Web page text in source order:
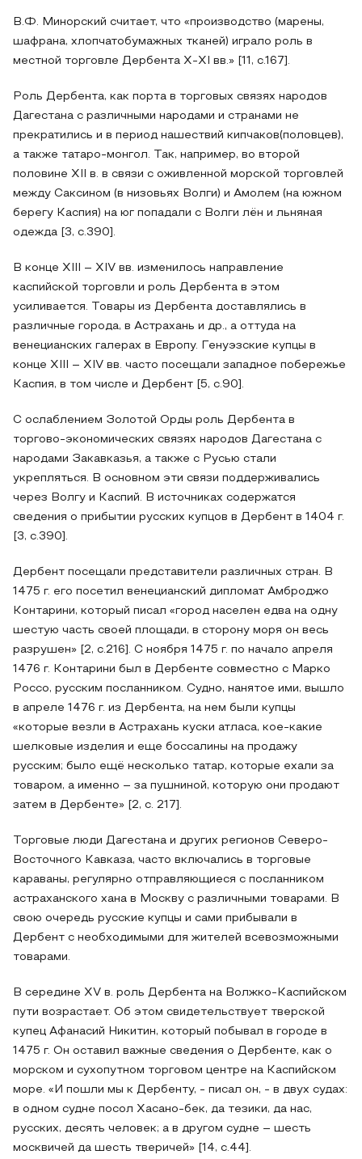
В.Ф. Минорский считает, что «производство (марены,
шафрана, хлопчатобумажных тканей) играло роль в
местной торговле Дербента X-XI вв.» [11, с.167].
Роль Дербента, как порта в торговых связях народов
Дагестана с различными народами и странами не
прекратились и в период нашествий кипчаков(половцев),
а также татаро-монгол. Так, например, во второй
половине XII в. в связи с оживленной морской торговлей
между Саксином (в низовьях Волги) и Амолем (на южном
берегу Каспия) на юг попадали с Волги лён и льняная
одежда [3, с.390].
В конце XIII – XIV вв. изменилось направление
каспийской торговли и роль Дербента в этом
усиливается. Товары из Дербента доставлялись в
различные города, в Астрахань и др., а оттуда на
венецианских галерах в Европу. Генуэзские купцы в
конце XIII – XIV вв. часто посещали западное побережье
Каспия, в том числе и Дербент [5, с.90].
С ослаблением Золотой Орды роль Дербента в
торгово-экономических связях народов Дагестана с
народами Закавказья, а также с Русью стали
укрепляться. В основном эти связи поддерживались
через Волгу и Каспий. В источниках содержатся
сведения о прибытии русских купцов в Дербент в 1404 г.
[3, с.390].
Дербент посещали представители различных стран. В
1475 г. его посетил венецианский дипломат Амброджо
Контарини, который писал «город населен едва на одну
шестую часть своей площади, в сторону моря он весь
разрушен» [2, с.216]. С ноября 1475 г. по начало апреля
1476 г. Контарини был в Дербенте совместно с Марко
Россо, русским посланником. Судно, нанятое ими, вышло
в апреле 1476 г. из Дербента, на нем были купцы
«которые везли в Астрахань куски атласа, кое-какие
шелковые изделия и еще боссалины на продажу
русским; было ещё несколько татар, которые ехали за
товаром, а именно – за пушниной, которую они продают
затем в Дербенте» [2, с. 217].
Торговые люди Дагестана и других регионов Северо-
Восточного Кавказа, часто включались в торговые
караваны, регулярно отправляющиеся с посланником
астраханского хана в Москву с различными товарами. В
свою очередь русские купцы и сами прибывали в
Дербент с необходимыми для жителей всевозможными
товарами.
В середине XV в. роль Дербента на Волжко-Каспийском
пути возрастает. Об этом свидетельствует тверской
купец Афанасий Никитин, который побывал в городе в
1475 г. Он оставил важные сведения о Дербенте, как о
морском и сухопутном торговом центре на Каспийском
море. «И пошли мы к Дербенту, - писал он, - в двух судах:
в одном судне посол Хасано-бек, да тезики, да нас,
русских, десять человек; а в другом судне – шесть
москвичей да шесть тверичей» [14, с.44].